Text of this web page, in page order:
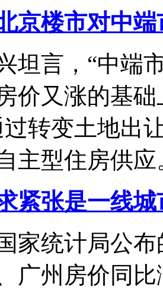
京楼市对中
言，“中端市
价又涨的基
过转变土地出
主型住房供应
紧张是一线
统计局公布
广州房价同